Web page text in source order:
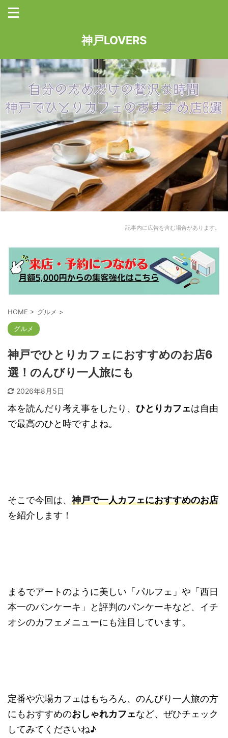
神戸LOVERS
記事内に広告を含む場合があります。
HOME > グルメ >
グルメ
神戸でひとりカフェにおすすめのお店6
選！のんびり一人旅にも
2026年8月5日
本を読んだり考え事をしたり、 ひとりカフェは自由
で最高のひと時ですよね。
そこで今回は、 神戸で一人カフェにおすすめのお店
を紹介します！
まるでアートのように美しい「パルフェ」や「西日
本一のパンケーキ」と評判のパンケーキなど、イチ
オシのカフェメニューにも注目しています。
定番や穴場カフェはもちろん、のんびり一人旅の方
にもおすすめのおしゃれカフェなど、ぜひチェック
してみてくださいね♪